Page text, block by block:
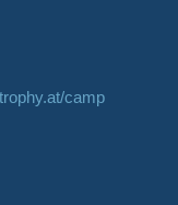
camp